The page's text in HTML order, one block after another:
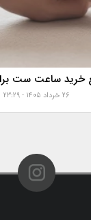
خرید ساعت ست
۲۶ خرداد ۱۴۰۵ - ۲۳:۲۹